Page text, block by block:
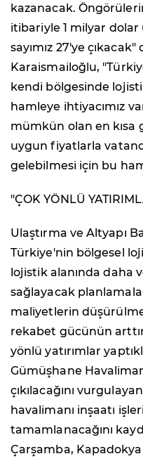
kazanacak.
itibariyle 1 milyar
sayımız 27'ye
Karaismailoğlu,
kendi bölgesinde
hamleye ihtiyacımız
mümkün olan en kısa
uygun fiyatlarla
gelebilmesi için bu
"ÇOK YÖNLÜ
Ulaştırma ve Altyapı
Türkiye'nin bölgesel
lojistik alanında daha
sağlayacak
maliyetlerin
rekabet gücünün
yönlü yatırımlar
Gümüşhane
çıkılacağını
havalimanı inşaatı
tamamlanacağını
Çarşamba,